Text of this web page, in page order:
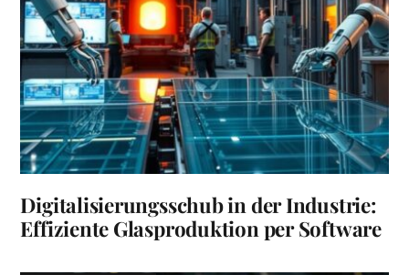
Digitalisierungsschub in der Industrie:
Effiziente Glasproduktion per Software